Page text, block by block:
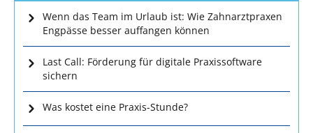
Wenn das Team im Urlaub ist: Wie Zahnarztpraxen
Engpässe besser auffangen können
Last Call: Förderung für digitale Praxissoftware
sichern
Was kostet eine Praxis-Stunde?